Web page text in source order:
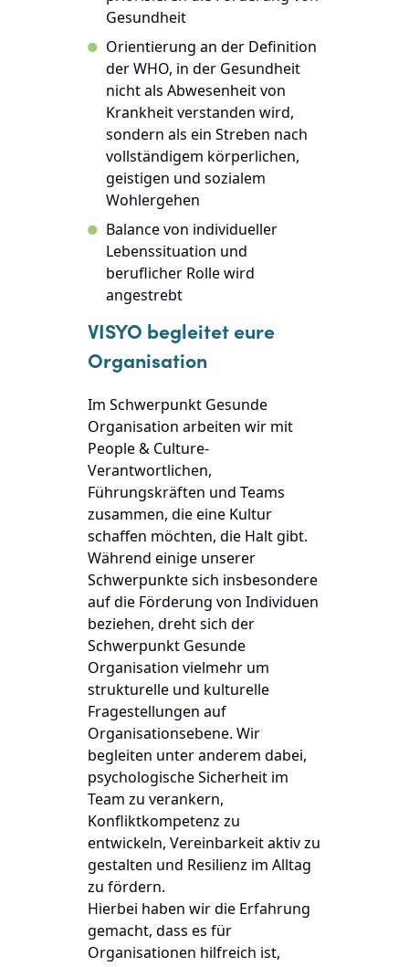
Gesundheit
Orientierung an der Definition
der WHO, in der Gesundheit
nicht als Abwesenheit von
Krankheit verstanden wird,
sondern als ein Streben nach
vollständigem körperlichen,
geistigen und sozialem
Wohlergehen
Balance von individueller
Lebenssituation und
beruflicher Rolle wird
angestrebt
VISYO begleitet eure
Organisation
Im Schwerpunkt Gesunde
Organisation arbeiten wir mit
People & Culture-
Verantwortlichen,
Führungskräften und Teams
zusammen, die eine Kultur
schaffen möchten, die Halt gibt.
Während einige unserer
Schwerpunkte sich insbesondere
auf die Förderung von Individuen
beziehen, dreht sich der
Schwerpunkt Gesunde
Organisation vielmehr um
strukturelle und kulturelle
Fragestellungen auf
Organisationsebene. Wir
begleiten unter anderem dabei,
psychologische Sicherheit im
Team zu verankern,
Konfliktkompetenz zu
entwickeln, Vereinbarkeit aktiv zu
gestalten und Resilienz im Alltag
zu fördern.
Hierbei haben wir die Erfahrung
gemacht, dass es für
Organisationen hilfreich ist,